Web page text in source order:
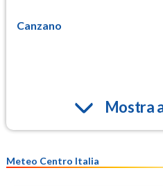
Canzano
Mostra
Meteo Centro Italia